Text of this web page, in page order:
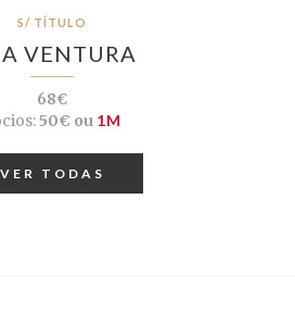
S/ TÍTULO
VENTURA
68€
50€ ou 1M
VER TODAS